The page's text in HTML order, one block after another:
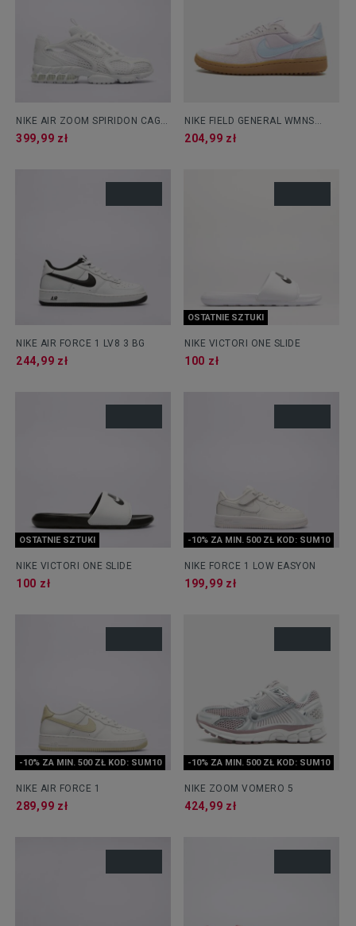
NIKE AIR ZOOM SPIRIDON CAGE
2
399,99 zł
NIKE FIELD GENERAL WMNS
NSTLG
204,99 zł
NIKE AIR FORCE 1 LV8 3 BG
244,99 zł
OSTATNIE SZTUKI
NIKE VICTORI ONE SLIDE
100 zł
OSTATNIE SZTUKI
NIKE VICTORI ONE SLIDE
100 zł
-10% ZA MIN. 500 ZŁ KOD: SUM10
NIKE FORCE 1 LOW EASYON
199,99 zł
-10% ZA MIN. 500 ZŁ KOD: SUM10
NIKE AIR FORCE 1
289,99 zł
-10% ZA MIN. 500 ZŁ KOD: SUM10
NIKE ZOOM VOMERO 5
424,99 zł